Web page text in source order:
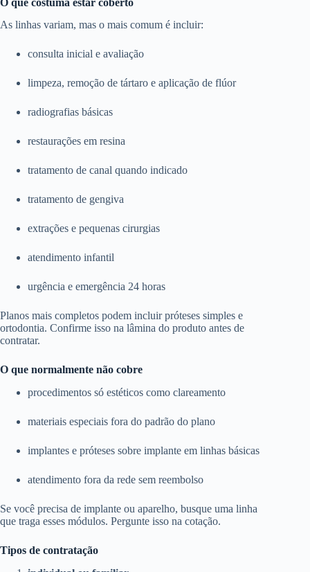
As linhas variam, mas o mais comum é incluir:
consulta inicial e avaliação
limpeza, remoção de tártaro e aplicação de flúor
radiografias básicas
restaurações em resina
tratamento de canal quando indicado
tratamento de gengiva
extrações e pequenas cirurgias
atendimento infantil
urgência e emergência 24 horas
Planos mais completos podem incluir próteses simples e
ortodontia. Confirme isso na lâmina do produto antes de
contratar.
O que normalmente não cobre
procedimentos só estéticos como clareamento
materiais especiais fora do padrão do plano
implantes e próteses sobre implante em linhas básicas
atendimento fora da rede sem reembolso
Se você precisa de implante ou aparelho, busque uma linha
que traga esses módulos. Pergunte isso na cotação.
Tipos de contratação